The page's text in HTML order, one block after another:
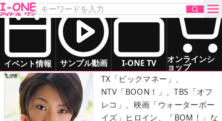
イベント情報 サンプル動画 I-ONE TV オンラインシ
ョップ
お問い合わせ
TOP
DVD
眞鍋 かをり
「Sweet Summer （スウィートサマー）」
DVD
Kaoriと旅する永遠の夏…
TX「ビックマネー」、
NTV「BOON！」、TBS「オフ
レコ」、映画「ウォーターボー
イズ」ヒロイン、「BOM！」な